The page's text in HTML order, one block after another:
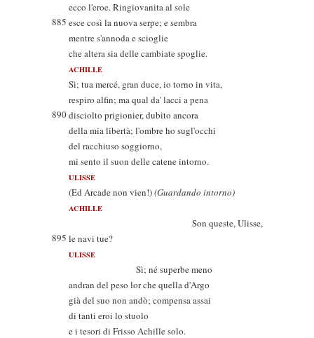
ecco l'eroe. Ringiovanita al sole
885 esce così la nuova serpe; e sembra
mentre s'annoda e scioglie
che altera sia delle cambiate spoglie.
ACHILLE
Sì; tua mercé, gran duce, io torno in vita,
respiro alfin; ma qual da' lacci a pena
890disciolto prigionier, dubito ancora
della mia libertà; l'ombre ho sugl'occhi
del racchiuso soggiorno,
mi sento il suon delle catene intorno.
ULISSE
(Ed Arcade non vien!)(Guardando intorno)
ACHILLE
Son queste, Ulisse,
895 le navi tue?
ULISSE
Sì; né superbe meno
andran del peso lor che quella d'Argo
già del suo non andò; compensa assai
di tanti eroi lo stuolo
e i tesori di Frisso Achille solo.